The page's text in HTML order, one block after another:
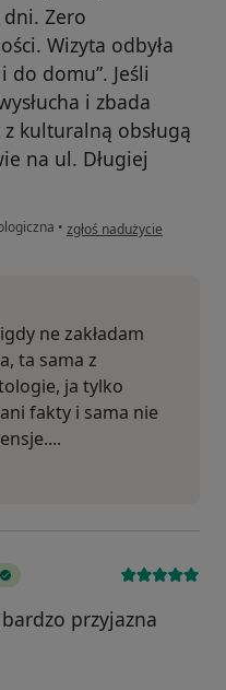
Zero
Wizyta odbyła
do domu”. Jeśli
i zbada
kulturalną obsługą
na ul. Długiej
• w opinii użytkownika A
zgłoś nadużycie
ne zakładam
ta sama z
ja tylko
fakty i sama nie
przyjazna